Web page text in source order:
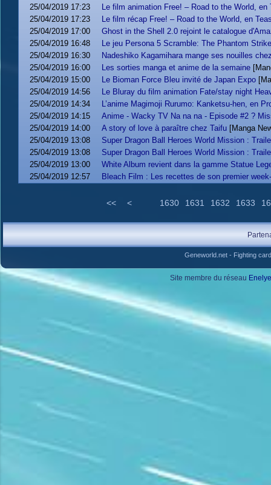
25/04/2019 17:23
Le film animation Free! – Road to the World, en
25/04/2019 17:23
Le film récap Free! – Road to the World, en
25/04/2019 17:00
Ghost in the Shell 2.0 rejoint le catalogue
25/04/2019 16:48
Le jeu Persona 5 Scramble: The Phantom
25/04/2019 16:30
Nadeshiko Kagamihara mange ses nouilles
25/04/2019 16:00
Les sorties manga et anime de la semaine
25/04/2019 15:00
Le Bioman Force Bleu invité de Japan Expo
25/04/2019 14:56
Le Bluray du film animation Fate/stay night
25/04/2019 14:34
L’anime Magimoji Rurumo: Kanketsu-hen, en
25/04/2019 14:15
Anime - Wacky TV Na na na - Episode #2 ?
25/04/2019 14:00
A story of love à paraître chez Taifu [Manga
25/04/2019 13:08
Super Dragon Ball Heroes World Mission :
25/04/2019 13:08
Super Dragon Ball Heroes World Mission :
25/04/2019 13:00
White Album revient dans la gamme Statue
25/04/2019 12:57
Bleach Film : Les recettes de son premier
<< < 1630 1631 1632 1633
Geneworld.net- Fighting
Site membre du réseau Enelye